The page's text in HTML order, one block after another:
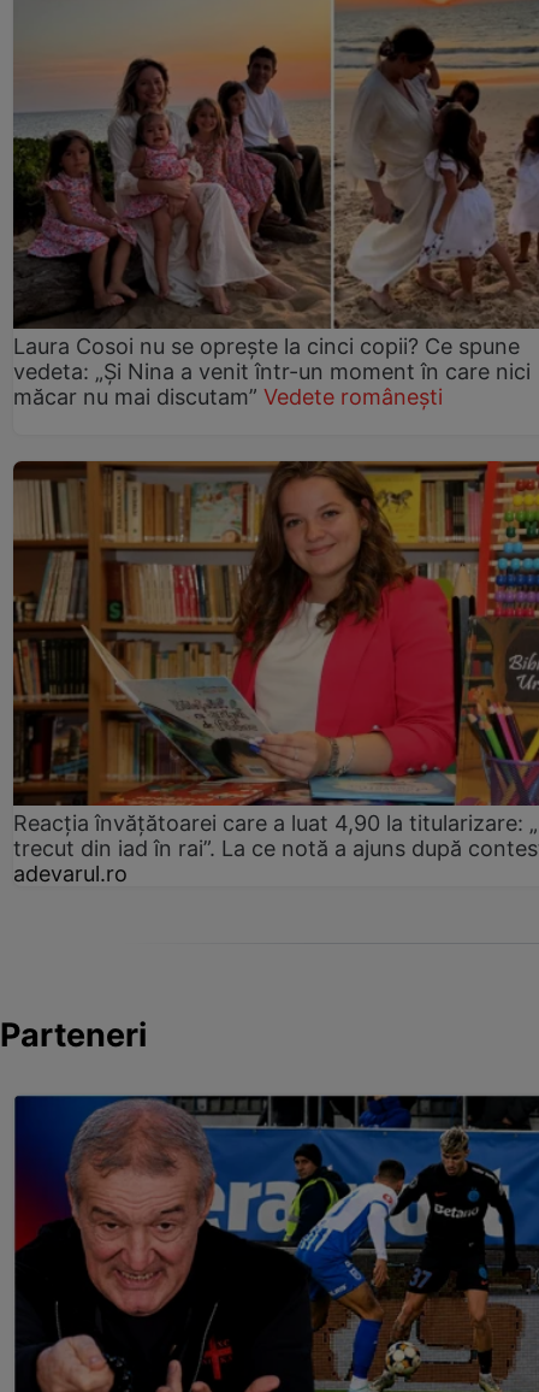
Laura Cosoi nu se oprește la cinci copii? Ce spune
vedeta: „Și Nina a venit într-un moment în care nici
măcar nu mai discutam” Vedete românești
Reacția învățătoarei care a luat 4,90 la titularizare:
trecut din iad în rai”. La ce notă a ajuns după
adevarul.ro
Parteneri